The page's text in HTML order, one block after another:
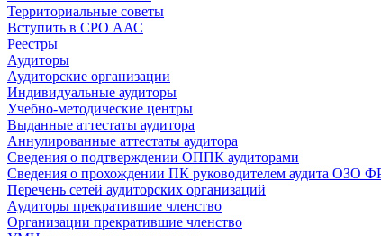
Территориальные советы
Вступить в СРО ААС
Реестры
Аудиторы
Аудиторские организации
Индивидуальные аудиторы
Учебно-методические центры
Выданные аттестаты аудитора
Аннулированные аттестаты аудитора
Сведения о подтверждении ОППК аудиторами
Сведения о прохождении ПК руководителем аудита ОЗО
Перечень сетей аудиторских организаций
Аудиторы прекратившие членство
Организации прекратившие членство